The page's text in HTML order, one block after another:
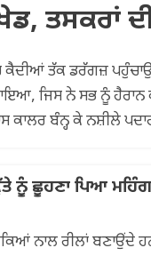
ਤਸਕਰਾਂ
ਕੈਦੀਆਂ ਤੱਕ ਡਰੱਗਜ਼
ਜਿਸ ਨੇ ਸਭ ਨੂੰ ਹੈਰਾਨ
ਕਾਲਰ ਬੰਨ੍ਹ ਕੇ ਨਸ਼ੀਲੇ
ਨੂੰ ਛੂਹਣਾ ਪਿਆ
ਨਾਲ ਰੀਲਾਂ ਬਣਾਉਂਦੇ